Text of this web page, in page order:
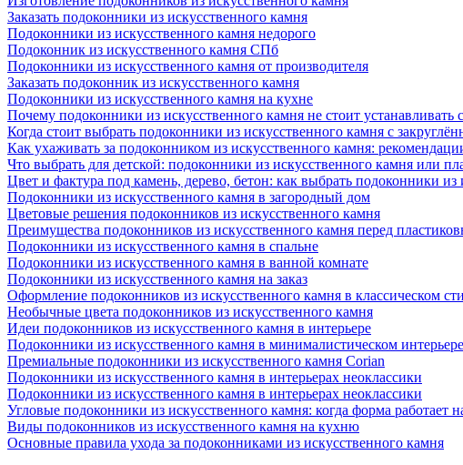
Заказать подоконники из искусственного камня
Подоконники из искусственного камня недорого
Подоконник из искусственного камня СПб
Подоконники из искусственного камня от производителя
Заказать подоконник из искусственного камня
Подоконники из искусственного камня на кухне
Почему подоконники из искусственного камня не стоит устанавливать
Когда стоит выбрать подоконники из искусственного камня с
Как ухаживать за подоконником из искусственного камня:
Что выбрать для детской: подоконники из искусственного камня или
Цвет и фактура под камень, дерево, бетон: как выбрать подоконники из
Подоконники из искусственного камня в загородный дом
Цветовые решения подоконников из искусственного камня
Преимущества подоконников из искусственного камня перед
Подоконники из искусственного камня в спальне
Подоконники из искусственного камня в ванной комнате
Подоконники из искусственного камня на заказ
Оформление подоконников из искусственного камня в классическом
Необычные цвета подоконников из искусственного камня
Идеи подоконников из искусственного камня в интерьере
Подоконники из искусственного камня в минималистическом интерьере
Премиальные подоконники из искусственного камня Corian
Подоконники из искусственного камня в интерьерах неоклассики
Подоконники из искусственного камня в интерьерах неоклассики
Угловые подоконники из искусственного камня: когда форма работает
Виды подоконников из искусственного камня на кухню
Основные правила ухода за подоконниками из искусственного камня